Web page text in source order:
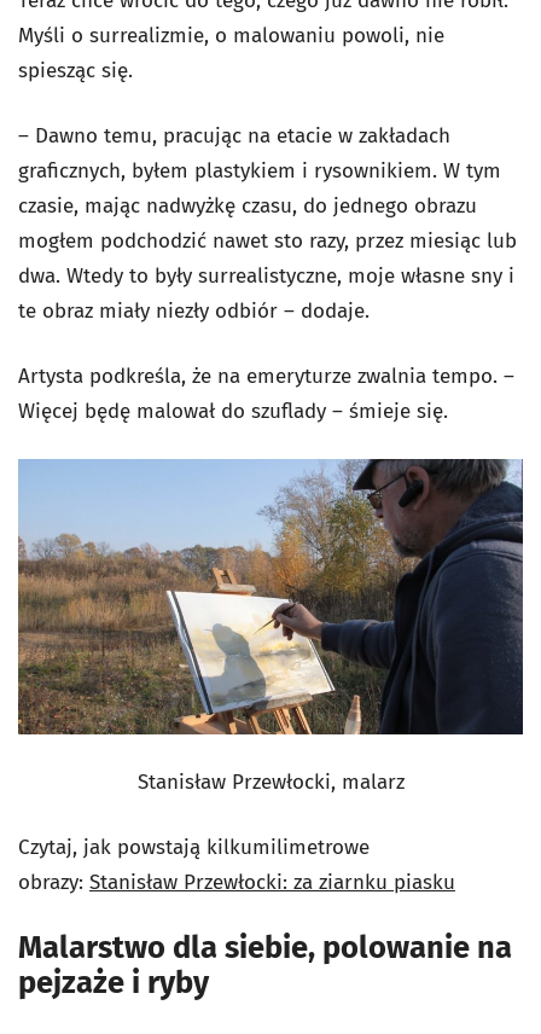
Myśli o surrealizmie, o malowaniu powoli, nie
spiesząc się.
– Dawno temu, pracując na etacie w zakładach
graficznych, byłem plastykiem i rysownikiem. W tym
czasie, mając nadwyżkę czasu, do jednego obrazu
mogłem podchodzić nawet sto razy, przez miesiąc lub
dwa. Wtedy to były surrealistyczne, moje własne sny i
te obraz miały niezły odbiór – dodaje.
Artysta podkreśla, że na emeryturze zwalnia tempo. –
Więcej będę malował do szuflady – śmieje się.
Stanisław Przewłocki, malarz
Czytaj, jak powstają kilkumilimetrowe
obrazy: Stanisław Przewłocki: za ziarnku piasku
Malarstwo dla siebie, polowanie na
pejzaże i ryby